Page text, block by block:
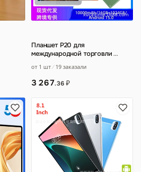
Планшет P20 для
международной торговли…
от 1 шт 19 заказали
3 267.36 ₽